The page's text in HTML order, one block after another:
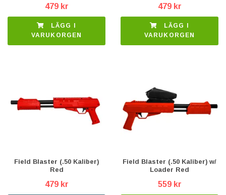
479 kr
VARUKORGEN
479 kr
VARUKORGEN
Field Blaster (.50 Kaliber)
Red
479 kr
Field Blaster (.50 Kaliber) w/
Loader Red
559 kr